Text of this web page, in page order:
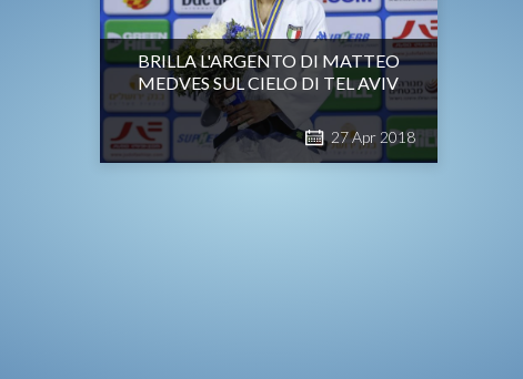
BRILLA L'ARGENTO DI MATTEO
MEDVES SUL CIELO DI TEL AVIV
27Apr 2018